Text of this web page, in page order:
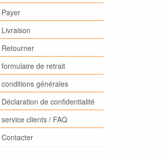
Payer
Livraison
Retourner
formulaire de retrait
conditions générales
Déclaration de confidentialité
service clients / FAQ
Contacter